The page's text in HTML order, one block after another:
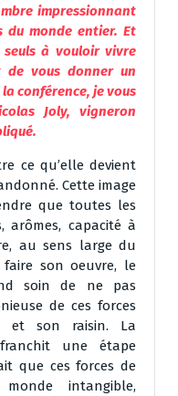
impressionnant
du monde entier. Et
seuls à vouloir vivre
de vous donner un
conférence, je vous
Joly, vigneron
ce qu’elle devient
Cette image
que toutes les
arômes, capacité à
au sens large du
son oeuvre, le
soin de ne pas
de ces forces
et son raisin. La
une étape
que ces forces de
intangible,